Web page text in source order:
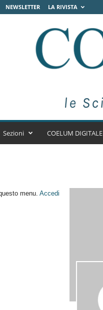
NEWSLETTER LA RIVISTA
Sezioni COELUM DIGITALE
menu. Accedi